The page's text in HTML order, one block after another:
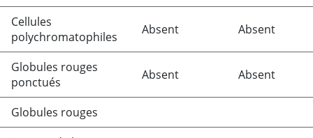
Cellules
polychromatophiles
Absent Absent
Globules rouges
ponctués
Absent Absent
Globules rouges